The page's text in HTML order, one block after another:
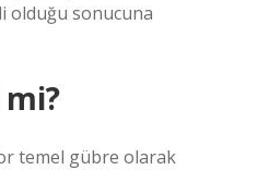
olduğu sonucuna
mi?
temel gübre olarak